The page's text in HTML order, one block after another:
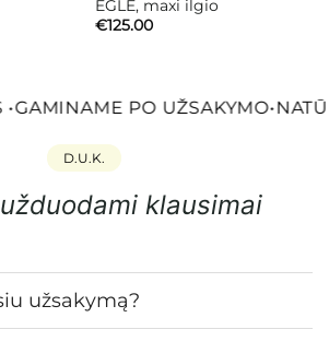
EGLĖ, maxi ilgio
€125.00
GAMINAME PO UŽSAKYMO•
D.U.K.
klausimai
užsakymą?